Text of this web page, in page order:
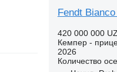
Fendt
420 000 000
Кемпер -
2026
Количество